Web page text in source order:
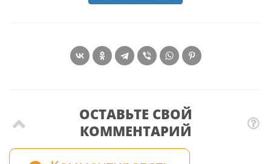
ОСТАВЬТЕ СВОЙ
КОММЕНТАРИЙ